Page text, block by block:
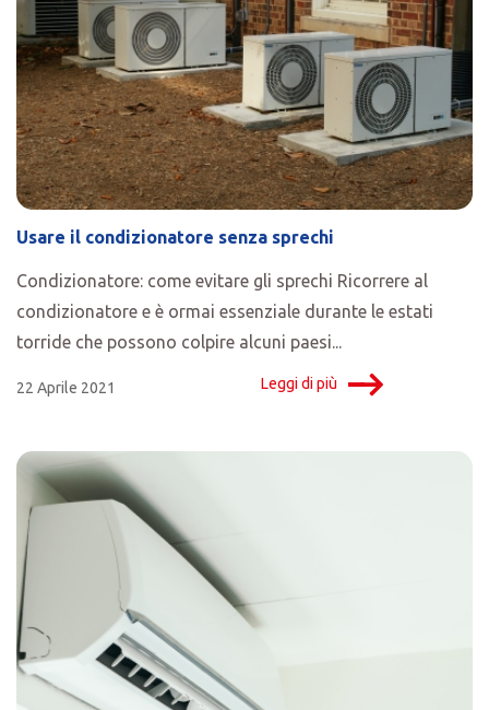
Usare il condizionatore senza sprechi
Condizionatore: come evitare gli sprechi Ricorrere al
condizionatore e è ormai essenziale durante le estati
torride che possono colpire alcuni paesi...
22 Aprile 2021 Leggi di più